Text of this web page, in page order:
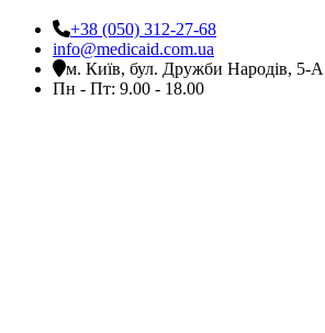
+38 (050) 312-27-68
info@medicaid.com.ua
м. Київ, бул. Дружби Народів, 5-А
Пн - Пт: 9.00 - 18.00